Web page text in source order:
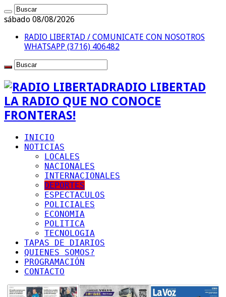
sábado 08/08/2026
RADIO LIBERTAD / COMUNICATE CON NOSOTROS
WHATSAPP (3716) 406482
RADIO LIBERTAD
LA RADIO QUE NO CONOCE
FRONTERAS!
INICIO
NOTICIAS
LOCALES
NACIONALES
INTERNACIONALES
DEPORTES
ESPECTACULOS
POLICIALES
ECONOMIA
POLITICA
TECNOLOGIA
TAPAS DE DIARIOS
QUIENES SOMOS?
PROGRAMACIÓN
CONTACTO